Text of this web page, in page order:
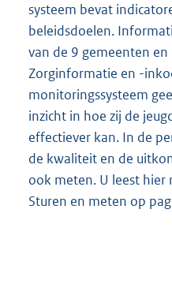
systeem bevat
beleidsdoelen.
van de 9 gemeenten
Zorginformatie en -
monitoringssysteem
inzicht in hoe zij de
effectiever kan. In de
de kwaliteit en de
ook meten. U leest
Sturen en meten op